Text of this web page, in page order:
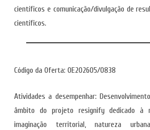
científicos e comunicação/divulgação de
científicos.
Código da Oferta: OE202605/0838
Atividades a desempenhar:
âmbito do projeto resignify dedicado à
imaginação territorial, natureza